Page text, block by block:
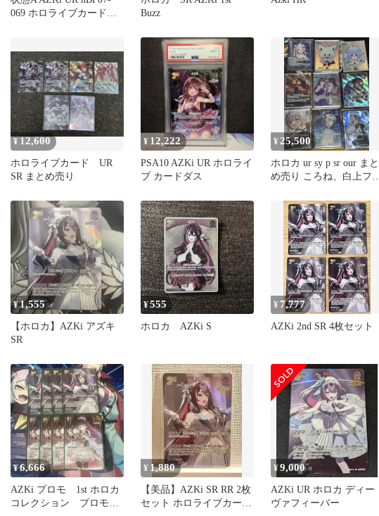
069 ホロライブカード
Buzz
¥ 12,600
ホロライブカード UR
SR まとめ売り
¥ 12,222
PSA10 AZKi UR ホロライ
ブ カードダス
¥ 25,500
ホロカ ur sy p sr our まと
め売り ころね、白上フブ
¥1,555
【ホロカ】AZKi アズキ
SR
¥555
ホロカ AZKi S
¥ 7,777
AZKi 2nd SR 4枚セット
¥6,666
AZKi プロモ 1st ホロカ
コレクション プロモ4
¥ 1,880
【美品】AZKi SR RR 2枚
セット ホロライブカー
¥9,000
AZKi UR ホロカ ディー
ヴァフィーバー